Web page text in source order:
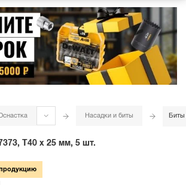
Насадки и биты Биты
T40 x 25 мм, 5 шт.